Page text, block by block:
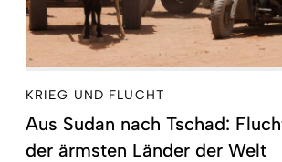
KRIEG UND FLUCHT
Aus Sudan nach Tschad:
der ärmsten Länder der Welt